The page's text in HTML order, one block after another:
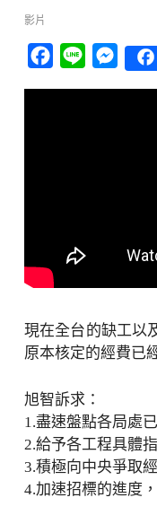
影片
Facebook
Line
現在全台的缺工以
原本核定的經費已
旭智訴求：
1.盡速盤點各局處
2.給予各工程具體指
3.積極向中央爭取
4.加速招標的進度